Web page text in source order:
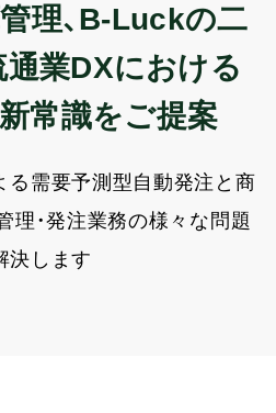
理、 B-Luckの二
通業DXにおける
常識をご提案
る需要予測型自動発注と商
理・発注業務の様々な問題
決します